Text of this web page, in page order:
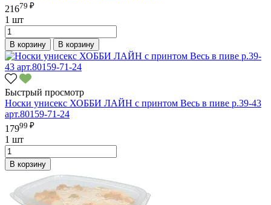
21679 ₽
1 шт
В корзину В корзину
Быстрый просмотр
Носки унисекс ХОББИ ЛАЙН с принтом Весь в пиве р.39-43
арт.80159-71-24
17999 ₽
1 шт
В корзину